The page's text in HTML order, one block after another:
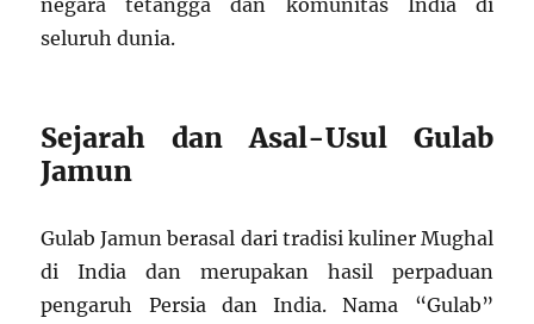
seluruh dunia.
Sejarah dan Asal-Usul Gulab
Jamun
Gulab Jamun berasal dari tradisi kuliner Mughal
di India dan merupakan hasil perpaduan
pengaruh Persia dan India. Nama “Gulab”